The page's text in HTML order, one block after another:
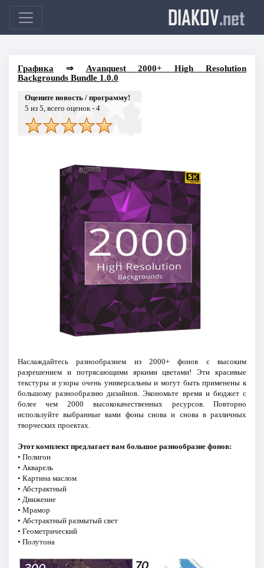
DIAKOV.net
Графика ⇒ Avanquest 2000+ High Resolution
Backgrounds Bundle 1.0.0
Оцените новость / программу!
5 из 5, всего оценок - 4
Наслаждайтесь разнообразием из 2000+ фонов с высоким
разрешением и потрясающими яркими цветами! Эти красивые
текстуры и узоры очень универсальны и могут быть применены к
большому разнообразию дизайнов. Экономьте время и бюджет с
более чем 2000 высококачественных ресурсов. Повторно
используйте выбранные вами фоны снова и снова в различных
творческих проектах.
Этот комплект предлагает вам большое разнообразие фонов:
• Полигон
• Акварель
• Картина маслом
• Абстрактный
• Движение
• Мрамор
• Абстрактный размытый свет
• Геометрический
• Полутона